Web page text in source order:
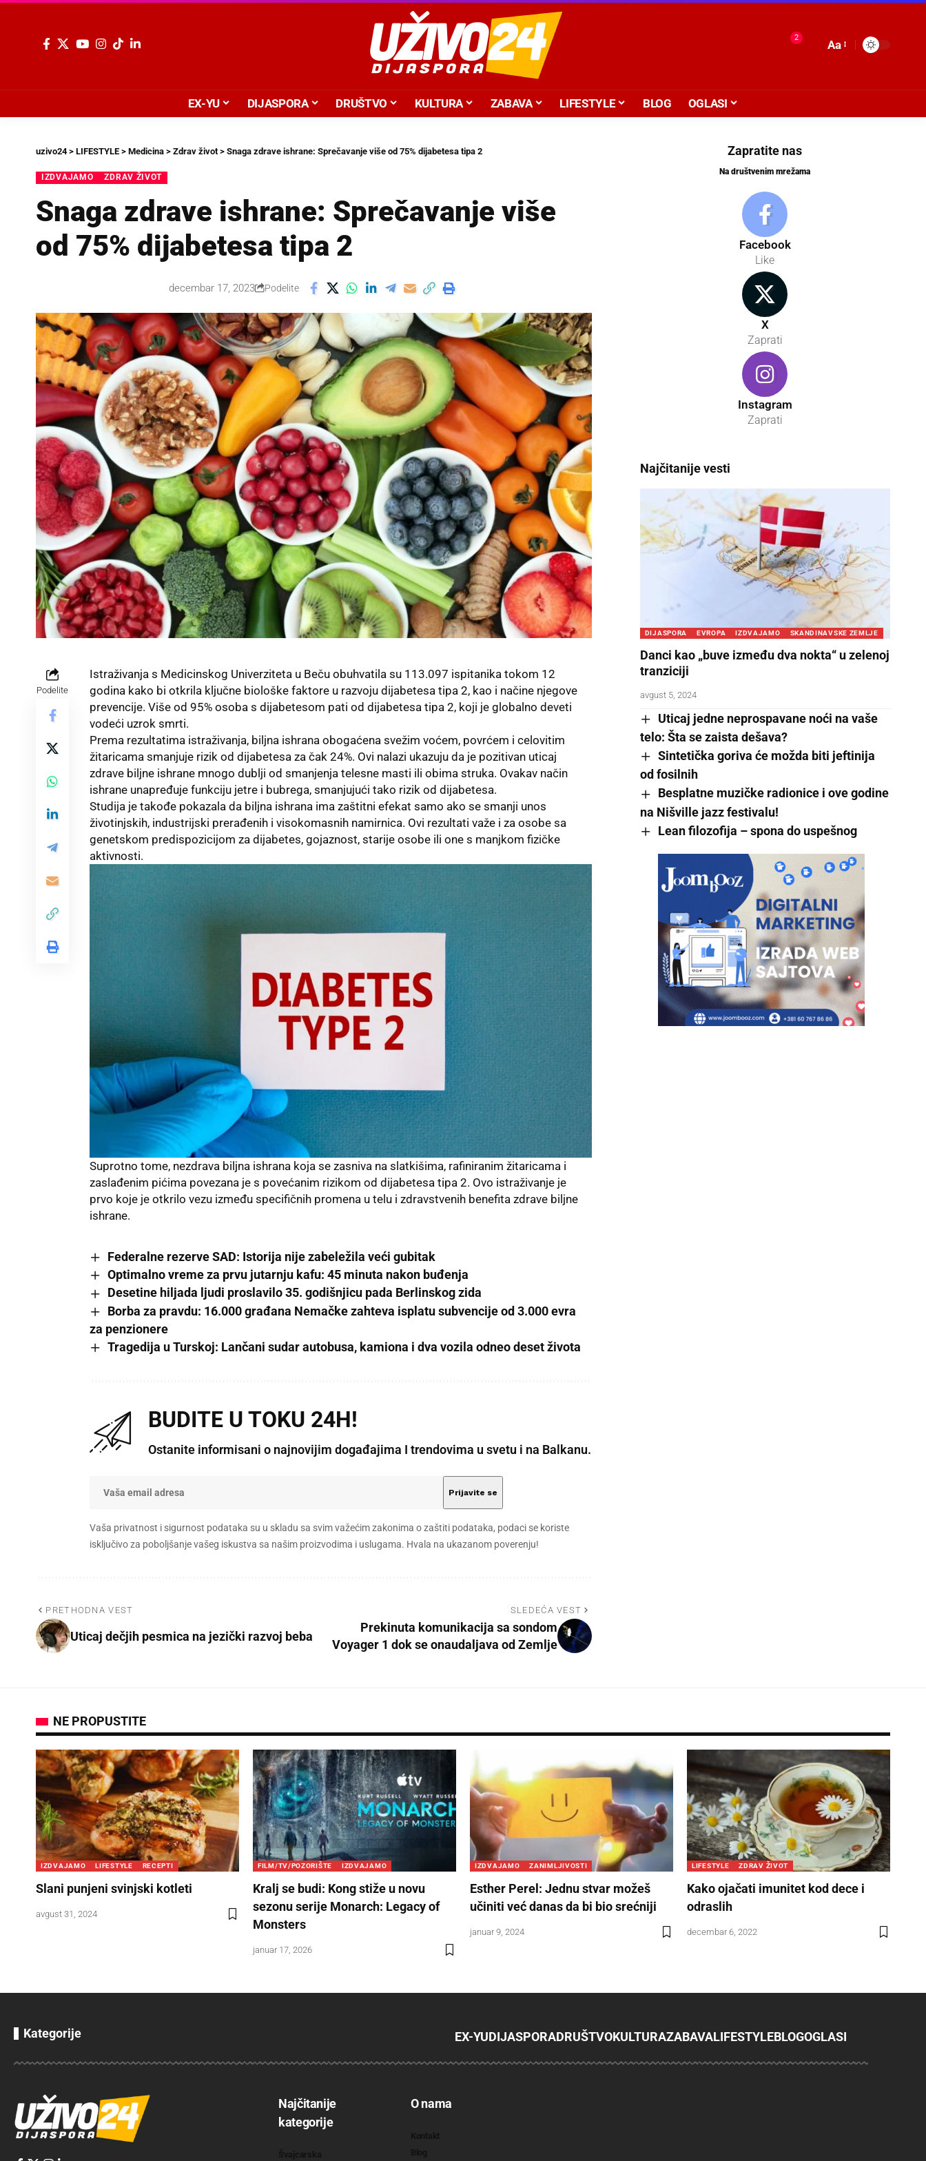
2
Aa
EX-YU DIJASPORA DRUŠTVO KULTURA ZABAVA LIFESTYLE BLOG OGLASI
uzivo24> LIFESTYLE > Medicina > Zdrav život> Snaga zdrave ishrane: Sprečavanje više od 75% dijabetesa tipa 2
IZDVAJAMO ZDRAV ŽIVOT
Snaga zdrave ishrane: Sprečavanje više
od 75% dijabetesa tipa 2
decembar 17, 2023 Podelite
Podelite
Istraživanja s Medicinskog Univerziteta u Beču obuhvatila su 113.097 ispitanika tokom 12
godina kako bi otkrila ključne biološke faktore u razvoju dijabetesa tipa 2, kao i načine njegove
prevencije. Više od 95% osoba s dijabetesom pati od dijabetesa tipa 2, koji je globalno deveti
vodeći uzrok smrti.
Prema rezultatima istraživanja, biljna ishrana obogaćena svežim voćem, povrćem i celovitim
žitaricama smanjuje rizik od dijabetesa za čak 24%. Ovi nalazi ukazuju da je pozitivan uticaj
zdrave biljne ishrane mnogo dublji od smanjenja telesne masti ili obima struka. Ovakav način
ishrane unapređuje funkciju jetre i bubrega, smanjujući tako rizik od dijabetesa.
Studija je takođe pokazala da biljna ishrana ima zaštitni efekat samo ako se smanji unos
životinjskih, industrijski prerađenih i visokomasnih namirnica. Ovi rezultati važe i za osobe sa
genetskom predispozicijom za dijabetes, gojaznost, starije osobe ili one s manjkom fizičke
aktivnosti.
Suprotno tome, nezdrava biljna ishrana koja se zasniva na slatkišima, rafiniranim žitaricama i
zaslađenim pićima povezana je s povećanim rizikom od dijabetesa tipa 2. Ovo istraživanje je
prvo koje je otkrilo vezu između specifičnih promena u telu i zdravstvenih benefita zdrave biljne
ishrane.
Federalne rezerve SAD: Istorija nije zabeležila veći gubitak
Optimalno vreme za prvu jutarnju kafu: 45 minuta nakon buđenja
Desetine hiljada ljudi proslavilo 35. godišnjicu pada Berlinskog zida
Borba za pravdu: 16.000 građana Nemačke zahteva isplatu subvencije od 3.000 evra
za penzionere
Tragedija u Turskoj: Lančani sudar autobusa, kamiona i dva vozila odneo deset života
BUDITE U TOKU 24H!
Ostanite informisani o najnovijim događajima I trendovima u svetu i na Balkanu.
Vaša privatnost i sigurnost podataka su u skladu sa svim važećim zakonima o zaštiti podataka, podaci se koriste
isključivo za poboljšanje vašeg iskustva sa našim proizvodima i uslugama. Hvala na ukazanom poverenju!
PRETHODNA VEST
Uticaj dečjih pesmica na jezički razvoj beba
SLEDEĆA VEST
Prekinuta komunikacija sa sondom
Voyager 1 dok se onaudaljava od Zemlje
Zapratite nas
Na društvenim mrežama
Facebook
Like
X
Zaprati
Instagram
Zaprati
Najčitanije vesti
DIJASPORA EVROPA IZDVAJAMO SKANDINAVSKE ZEMLJE
Danci kao „buve između dva nokta“ u zelenoj
tranziciji
avgust 5, 2024
Uticaj jedne neprospavane noći na vaše
telo: Šta se zaista dešava?
Sintetička goriva će možda biti jeftinija
od fosilnih
Besplatne muzičke radionice i ove godine
na Nišville jazz festivalu!
Lean filozofija – spona do uspešnog
NE PROPUSTITE
IZDVAJAMO LIFESTYLE RECEPTI
Slani punjeni svinjski kotleti
avgust 31, 2024
FILM/TV/POZORIŠTE IZDVAJAMO
Kralj se budi: Kong stiže u novu
sezonu serije Monarch: Legacy of
Monsters
januar 17, 2026
IZDVAJAMO ZANIMLJIVOSTI
Esther Perel: Jednu stvar možeš
učiniti već danas da bi bio srećniji
januar 9, 2024
LIFESTYLE ZDRAV ŽIVOT
Kako ojačati imunitet kod dece i
odraslih
decembar 6, 2022
Kategorije EX-YUDIJASPORADRUŠTVOKULTURAZABAVALIFESTYLEBLOGOGLASI
Najčitanije
kategorije
O nama